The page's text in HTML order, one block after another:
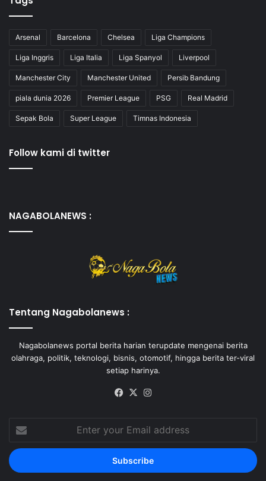
Arsenal Barcelona Chelsea Liga Champions
Liga Inggris Liga Italia Liga Spanyol Liverpool
Manchester City Manchester United Persib Bandung
piala dunia 2026 Premier League PSG Real Madrid
Sepak Bola Super League Timnas Indonesia
Follow kami di twitter
NAGABOLANEWS :
Tentang Nagabolanews :
Nagabolanews portal berita harian terupdate mengenai berita
olahraga, politik, teknologi, bisnis, otomotif, hingga berita ter-viral
setiap harinya.
Facebook
X
Enter
your
Email
address